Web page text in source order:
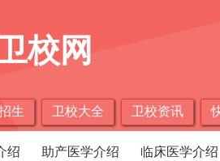
校网
生 卫校大全 卫校资讯
绍 助产医学介绍 临床医学介绍